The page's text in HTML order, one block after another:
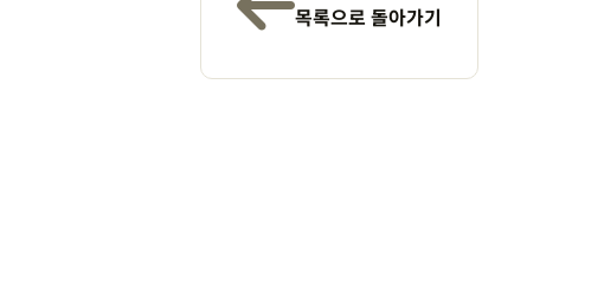
목록으로 돌아가기